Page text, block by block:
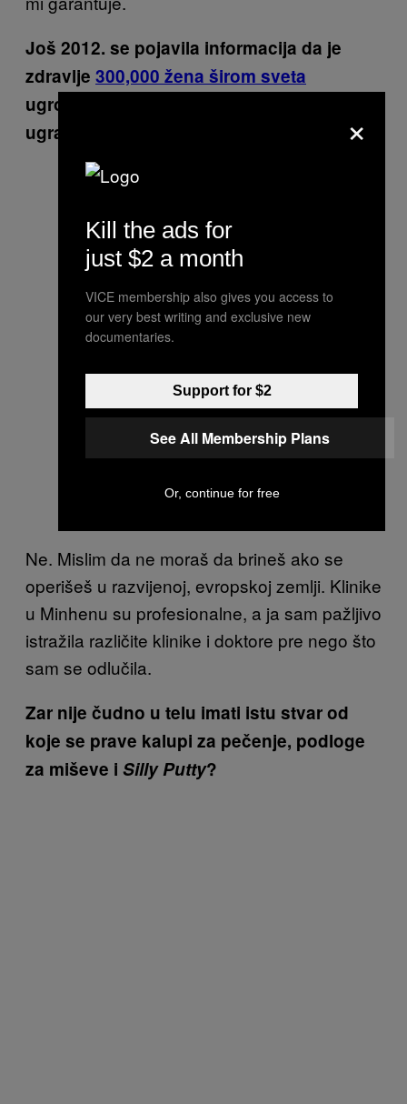
Još 2012. se pojavila informacija da je
zdravlje 300,000 žena širom sveta
ugroženo zbog loših implanata koje su
ugradile. Da li te to ikada brine?
Ne. Mislim da ne moraš da brineš ako se
operišeš u razvijenoj, evropskoj zemlji. Klinike
u Minhenu su profesionalne, a ja sam pažljivo
istražila različite klinike i doktore pre nego što
sam se odlučila.
Zar nije čudno u telu imati istu stvar od
koje se prave kalupi za pečenje, podloge
za miševe i Silly Putty?
×
Kill the ads for
just $2 a month
VICE membership also gives you access to
our very best writing and exclusive new
documentaries.
Support for $2
See All Membership Plans
Or, continue for free